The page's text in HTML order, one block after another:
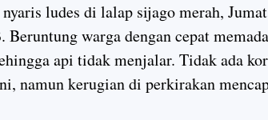
nyaris ludes di lalap sijago merah,
Beruntung warga dengan cepat
api tidak menjalar. Tidak ada
namun kerugian di perkirakan